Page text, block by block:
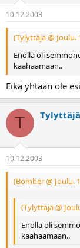
10.12.2003
(Tylyttäjä @ Joulu.
Enolla oli
kaahaamaan..
Eikä yhtään ole
T Tylyttäjä
10.12.2003
(Bomber @ Joulu.
(Tylyttäjä @
Enolla oli
kaahaamaan..